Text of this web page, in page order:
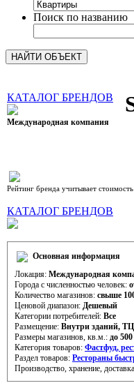
Поиск по названию
КАТАЛОГ БРЕНДОВ
Международная компания
Рейтинг бренда учитывает
КАТАЛОГ БРЕНДОВ
Основная информация
Локация: Международная
Города с численностью человек:
Количество магазинов: свыше
Ценовой диапазон: Дешевый
Категории потребителей: Все
Размещение: Внутри зданий,
Размеры магазинов, кв.м.: до 500
Категория товаров: Фастфуд,
Раздел товаров: Рестораны
Производство, хранение,